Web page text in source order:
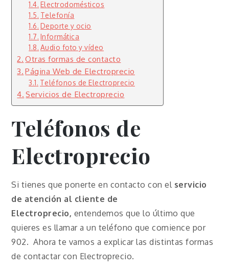
Electrodomésticos
Telefonía
Deporte y ocio
Informática
Audio foto y vídeo
Otras formas de contacto
Página Web de Electroprecio
Teléfonos de Electroprecio
Servicios de Electroprecio
Teléfonos de
Electroprecio
Si tienes que ponerte en contacto con el servicio
de atención al cliente de
Electroprecio, entendemos que lo último que
quieres es llamar a un teléfono que comience por
902. Ahora te vamos a explicar las distintas formas
de contactar con Electroprecio.